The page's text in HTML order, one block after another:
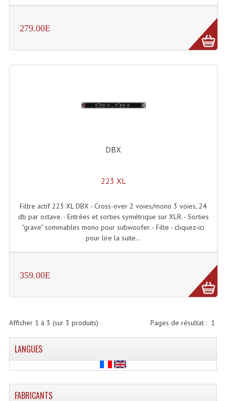
Moteurs Pavillons Pour Enceinte
Lecteurs Cd À Plats
Lecteurs Cd À Plats Lecteur MP3
Lecteurs Double Cd Mixage Intégrée
Platines Cassettes
279.00E
DBX
223 XL
Filtre actif 223 XL DBX - Cross-over 2 voies/mono 3 voies, 24
db par octave. - Entrées et sorties symétrique sur XLR. - Sorties
"grave" sommables mono pour subwoofer. - Filte - cliquez-ici
pour lire la suite...
359.00E
Pages de résultat : 1
Afficher 1 à 3 (sur 3 produits)
LANGUES
FABRICANTS